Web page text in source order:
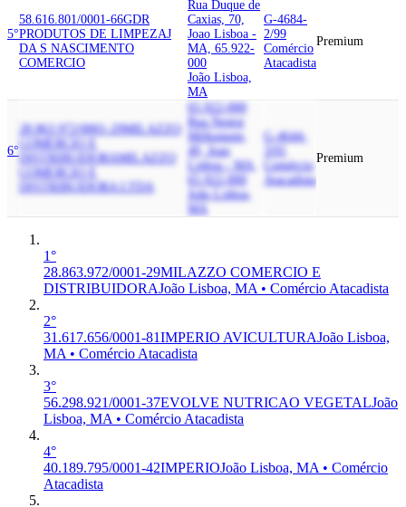
5°
58.616.801/0001-66GDR
PRODUTOS DE LIMPEZAJ
DA S NASCIMENTO
COMERCIO
Rua Duque de
Caxias, 70,
Joao Lisboa -
MA, 65.922-
000
João Lisboa,
MA
G-4684-
2/99
Comércio
Atacadista
Premium
6°
28.863.972/0001-29MILAZZO
COMERCIO E
DISTRIBUIDORAMILAZZO
COMERCIO E
DISTRIBUIDORA LTDA
65.922-000
Rua Nestor
Milhomem,
49, Joao
Lisboa - MA,
65.922-000
João Lisboa,
MA
G-4644-
Comércio
Atacadista
Premium
1°
28.863.972/0001-29MILAZZO COMERCIO E
DISTRIBUIDORAJoão Lisboa, MA • Comércio Atacadista
2°
31.617.656/0001-81IMPERIO AVICULTURAJoão Lisboa,
MA • Comércio Atacadista
3°
56.298.921/0001-37EVOLVE NUTRICAO VEGETALJoão
Lisboa, MA • Comércio Atacadista
4°
40.189.795/0001-42IMPERIOJoão Lisboa, MA • Comércio
Atacadista